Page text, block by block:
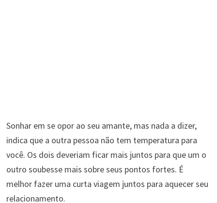
Sonhar em se opor ao seu amante, mas nada a dizer,
indica que a outra pessoa não tem temperatura para
você. Os dois deveriam ficar mais juntos para que um o
outro soubesse mais sobre seus pontos fortes. É
melhor fazer uma curta viagem juntos para aquecer seu
relacionamento.